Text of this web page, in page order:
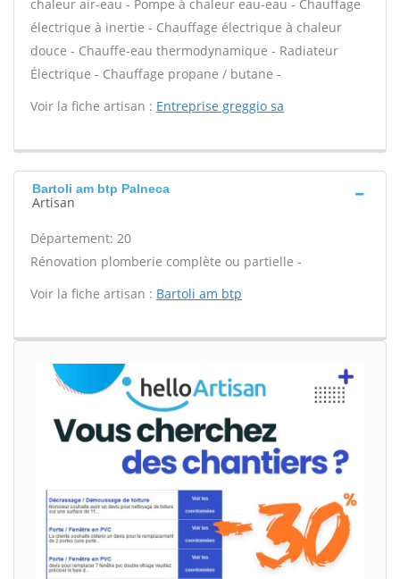
chaleur air-eau - Pompe à chaleur eau-eau - Chauffage
électrique à inertie - Chauffage électrique à chaleur
douce - Chauffe-eau thermodynamique - Radiateur
Électrique - Chauffage propane / butane -
Voir la fiche artisan : Entreprise greggio sa
Bartoli am btp Palneca
Artisan
Département: 20
Rénovation plomberie complète ou partielle -
Voir la fiche artisan : Bartoli am btp